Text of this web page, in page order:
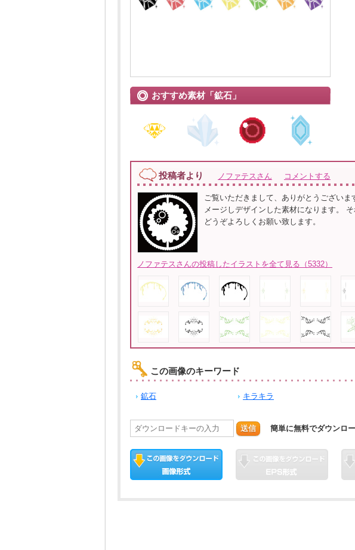
おすすめ素材「鉱石」
投稿者より ノファテスさん コメントする
ご覧いただきまして、ありがとうござい
メージしデザインした素材になります。
どうぞよろしくお願い致します。
ノファテスさんの投稿したイラストを全て見る（5332）
この画像のキーワード
鉱石 キラキラ
送信 簡単に無料でダウンロ